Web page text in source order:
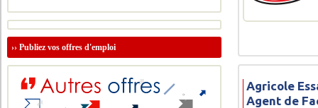
Agricole
Agent de
››Publiez vos offres d'emploi